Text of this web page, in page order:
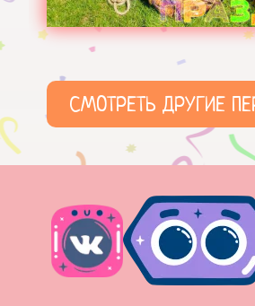
СМОТРЕТЬ ДРУГИЕ